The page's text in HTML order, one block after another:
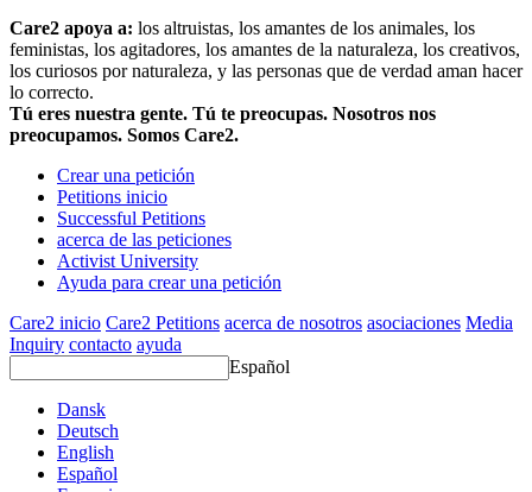
Care2 apoya a: los altruistas, los amantes de los animales, los
feministas, los agitadores, los amantes de la naturaleza, los creativos,
los curiosos por naturaleza, y las personas que de verdad aman hacer
lo correcto.
Tú eres nuestra gente. Tú te preocupas. Nosotros nos
preocupamos. Somos Care2.
Crear una petición
Petitions inicio
Successful Petitions
acerca de las peticiones
Activist University
Ayuda para crear una petición
Care2 inicio Care2 Petitions acerca de nosotros asociaciones Media
Inquiry contacto ayuda
Español
Dansk
Deutsch
English
Español